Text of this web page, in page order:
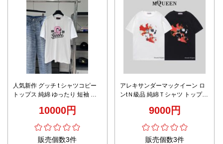
人気新作 グッチ t シャツコピー
トップス 純綿 ゆったり 短袖 プ
10000円
販売個数3件
アレキサンダーマックイーン ロ
ンtＮ級品 純綿Ｔシャツ トップス
9000円
販売個数3件